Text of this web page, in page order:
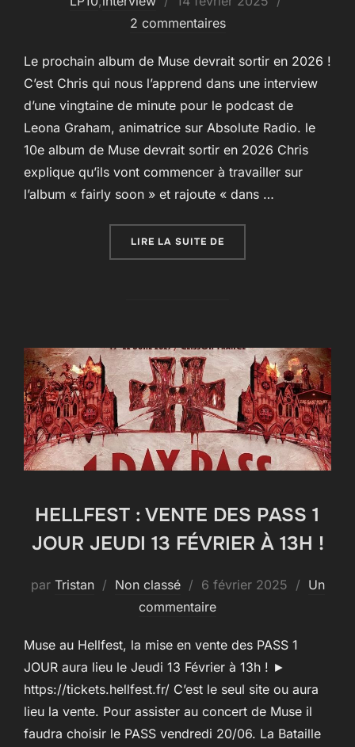
le
2 commentaires
Le prochain album de Muse devrait sortir en 2026 !
C’est Chris qui nous l’apprend dans une interview
d’une vingtaine de minute pour le podcast de
Leona Graham, animatrice sur Absolute Radio. le
10e album de Muse devrait sortir en 2026 Chris
explique qu’ils vont commencer à travailler sur
l’album « fairly soon » et rajoute « dans …
LIRE LA SUITE DE
HELLFEST : VENTE DES PASS 1
JOUR JEUDI 13 FÉVRIER À 13H !
par Tristan Non classé
Publié
le
6 février 2025
Un
commentaire
Muse au Hellfest, la mise en vente des PASS 1
JOUR aura lieu le Jeudi 13 Février à 13h ! ►
https://tickets.hellfest.fr/ C’est le seul site ou aura
lieu la vente. Pour assister au concert de Muse il
faudra choisir le PASS vendredi 20/06. La Bataille